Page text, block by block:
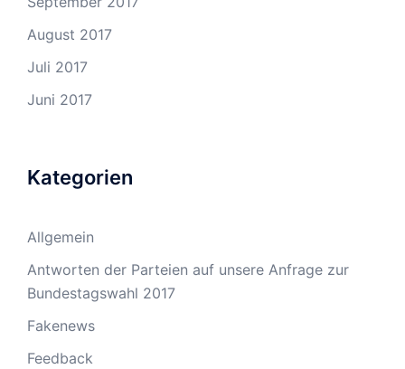
August 2017
Juli 2017
Juni 2017
Kategorien
Allgemein
Antworten der Parteien auf unsere Anfrage zur
Bundestagswahl 2017
Fakenews
Feedback